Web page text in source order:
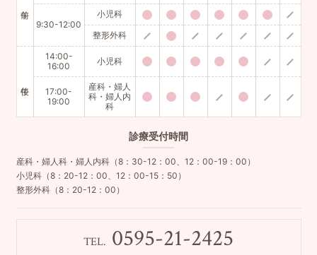
9:30-12:00
小児科
整形外科
14:00-
16:00
小児科
17:00-
19:00
産科・婦人
科・婦人内
科
診療受付時間
産科・婦人科・婦人内科（8：30-12：00、12：00-19：00）
小児科（8：20-12：00、12：00-15：50）
整形外科（8：20-12：00）
TEL. 0595-21-2425